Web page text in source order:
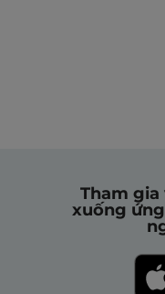
Tham gia
xuống